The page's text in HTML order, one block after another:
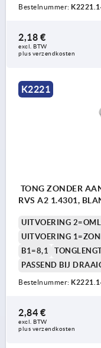
Bestelnummer:
2,18 €
excl. BTW
plus verzendkosten
K2221
TONG ZONDER
RVS A2 1.4301,
UITVOERING
UITVOERING
B1=8,1
PASSEND BIJ
Bestelnummer:
2,84 €
excl. BTW
plus verzendkosten